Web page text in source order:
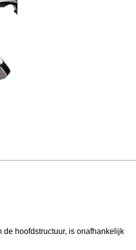
hoofdstructuur, is onafhankelijk